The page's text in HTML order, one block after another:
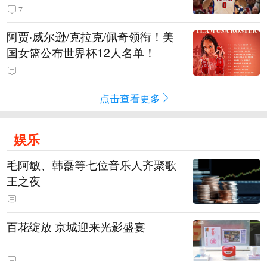
7
阿贾·威尔逊/克拉克/佩奇领衔！美
国女篮公布世界杯12人名单！
点击查看更多
娱乐
毛阿敏、韩磊等七位音乐人齐聚歌
王之夜
百花绽放 京城迎来光影盛宴